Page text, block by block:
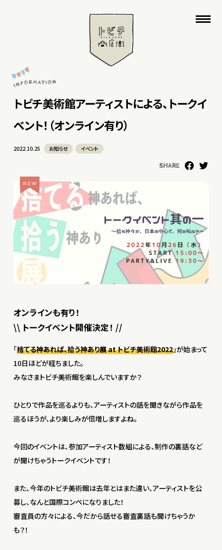
トビチ美術館アーティストによる、トークイ
ベント！（オンライン有り）
2022.10.25 お知らせ イベント
SHARE
オンラインも有り！
\\ トークイベント開催決定！ //
「捨てる神あれば、拾う神あり展 at トビチ美術館2022」が始まって
10日ほどが経ちました。
みなさまトビチ美術館を楽しんでいますか？
ひとりで作品を巡るよりも、アーティストの話を聞きながら作品を
巡るほうが、より楽しみが倍増しますよね。
今回のイベントは、参加アーティスト数組による、制作の裏話など
が聞けちゃうトークイベントです！
また、今年のトビチ美術館は去年とはまた違い、アーティストを公
募し、なんと国際コンペになりました！
審査員の方々による、今だから話せる審査裏話も聞けちゃうか
も？！